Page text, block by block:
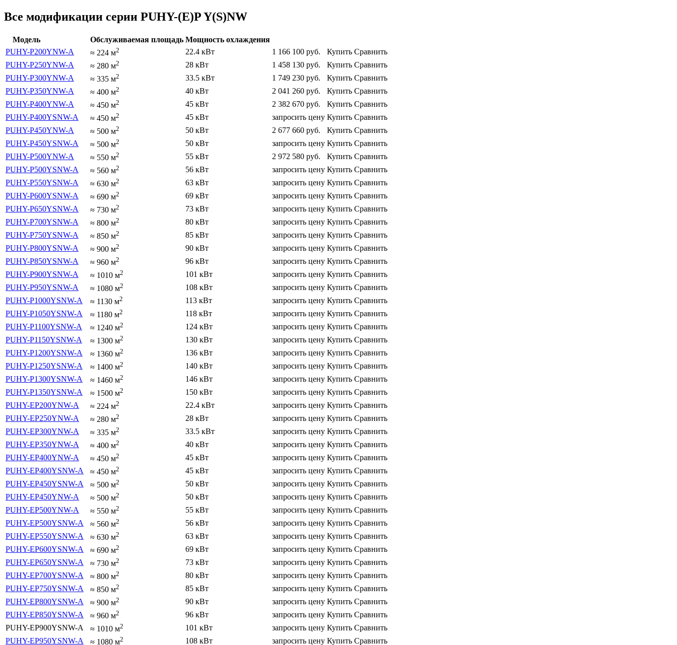
Все модификации серии PUHY-(E)P Y(S)NW
Модель Обслуживаемая площадь Мощность охлаждения
PUHY-P200YNW-A
≈ 224 м2 22.4 кВт 1 166 100 руб. Купить Сравнить
PUHY-P250YNW-A
≈ 280 м2 28 кВт 1 458 130 руб. Купить Сравнить
PUHY-P300YNW-A
≈ 335 м2 33.5 кВт 1 749 230 руб. Купить Сравнить
PUHY-P350YNW-A
≈ 400 м2 40 кВт 2 041 260 руб. Купить Сравнить
PUHY-P400YNW-A
≈ 450 м2 45 кВт 2 382 670 руб. Купить Сравнить
PUHY-P400YSNW-A
≈ 450 м2 45 кВт запросить цену Купить Сравнить
PUHY-P450YNW-A
≈ 500 м2 50 кВт 2 677 660 руб. Купить Сравнить
PUHY-P450YSNW-A
≈ 500 м2 50 кВт запросить цену Купить Сравнить
PUHY-P500YNW-A
≈ 550 м2 55 кВт 2 972 580 руб. Купить Сравнить
PUHY-P500YSNW-A
≈ 560 м2 56 кВт запросить цену Купить Сравнить
PUHY-P550YSNW-A
≈ 630 м2 63 кВт запросить цену Купить Сравнить
PUHY-P600YSNW-A
≈ 690 м2 69 кВт запросить цену Купить Сравнить
PUHY-P650YSNW-A
≈ 730 м2 73 кВт запросить цену Купить Сравнить
PUHY-P700YSNW-A
≈ 800 м2 80 кВт запросить цену Купить Сравнить
PUHY-P750YSNW-A
≈ 850 м2 85 кВт запросить цену Купить Сравнить
PUHY-P800YSNW-A
≈ 900 м2 90 кВт запросить цену Купить Сравнить
PUHY-P850YSNW-A
≈ 960 м2 96 кВт запросить цену Купить Сравнить
PUHY-P900YSNW-A
≈ 1010 м2 101 кВт запросить цену Купить Сравнить
PUHY-P950YSNW-A
≈ 1080 м2 108 кВт запросить цену Купить Сравнить
PUHY-P1000YSNW-A
≈ 1130 м2 113 кВт запросить цену Купить Сравнить
PUHY-P1050YSNW-A
≈ 1180 м2 118 кВт запросить цену Купить Сравнить
PUHY-P1100YSNW-A
≈ 1240 м2 124 кВт запросить цену Купить Сравнить
PUHY-P1150YSNW-A
≈ 1300 м2 130 кВт запросить цену Купить Сравнить
PUHY-P1200YSNW-A
≈ 1360 м2 136 кВт запросить цену Купить Сравнить
PUHY-P1250YSNW-A
≈ 1400 м2 140 кВт запросить цену Купить Сравнить
PUHY-P1300YSNW-A
≈ 1460 м2 146 кВт запросить цену Купить Сравнить
PUHY-P1350YSNW-A
≈ 1500 м2 150 кВт запросить цену Купить Сравнить
PUHY-EP200YNW-A
≈ 224 м2 22.4 кВт запросить цену Купить Сравнить
PUHY-EP250YNW-A
≈ 280 м2 28 кВт запросить цену Купить Сравнить
PUHY-EP300YNW-A
≈ 335 м2 33.5 кВт запросить цену Купить Сравнить
PUHY-EP350YNW-A
≈ 400 м2 40 кВт запросить цену Купить Сравнить
PUHY-EP400YNW-A
≈ 450 м2 45 кВт запросить цену Купить Сравнить
PUHY-EP400YSNW-A
≈ 450 м2 45 кВт запросить цену Купить Сравнить
PUHY-EP450YSNW-A
≈ 500 м2 50 кВт запросить цену Купить Сравнить
PUHY-EP450YNW-A
≈ 500 м2 50 кВт запросить цену Купить Сравнить
PUHY-EP500YNW-A
≈ 550 м2 55 кВт запросить цену Купить Сравнить
PUHY-EP500YSNW-A
≈ 560 м2 56 кВт запросить цену Купить Сравнить
PUHY-EP550YSNW-A
≈ 630 м2 63 кВт запросить цену Купить Сравнить
PUHY-EP600YSNW-A
≈ 690 м2 69 кВт запросить цену Купить Сравнить
PUHY-EP650YSNW-A
≈ 730 м2 73 кВт запросить цену Купить Сравнить
PUHY-EP700YSNW-A
≈ 800 м2 80 кВт запросить цену Купить Сравнить
PUHY-EP750YSNW-A
≈ 850 м2 85 кВт запросить цену Купить Сравнить
PUHY-EP800YSNW-A
≈ 900 м2 90 кВт запросить цену Купить Сравнить
PUHY-EP850YSNW-A
≈ 960 м2 96 кВт запросить цену Купить Сравнить
PUHY-EP900YSNW-A
≈ 1010 м2 101 кВт запросить цену Купить Сравнить
PUHY-EP950YSNW-A
≈ 1080 м2 108 кВт запросить цену Купить Сравнить